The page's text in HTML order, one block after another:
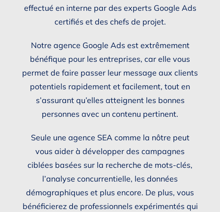
effectué en interne par des experts Google Ads
certifiés et des chefs de projet.
Notre agence Google Ads est extrêmement
bénéfique pour les entreprises, car elle vous
permet de faire passer leur message aux clients
potentiels rapidement et facilement, tout en
s’assurant qu’elles atteignent les bonnes
personnes avec un contenu pertinent.
Seule une agence SEA comme la nôtre peut
vous aider à développer des campagnes
ciblées basées sur la recherche de mots-clés,
l’analyse concurrentielle, les données
démographiques et plus encore. De plus, vous
bénéficierez de professionnels expérimentés qui